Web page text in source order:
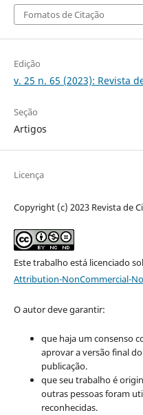
Fomatos de Citação
Edição
v. 25 n. 65 (2023): Revista
Seção
Artigos
Licença
Copyright (c) 2023 Revista de
Este trabalho está licenciado
Attribution-NonCommercial-
O autor deve garantir:
que haja um consenso
aprovar a versão final
publicação.
que seu trabalho é
outras pessoas foram
reconhecidas.